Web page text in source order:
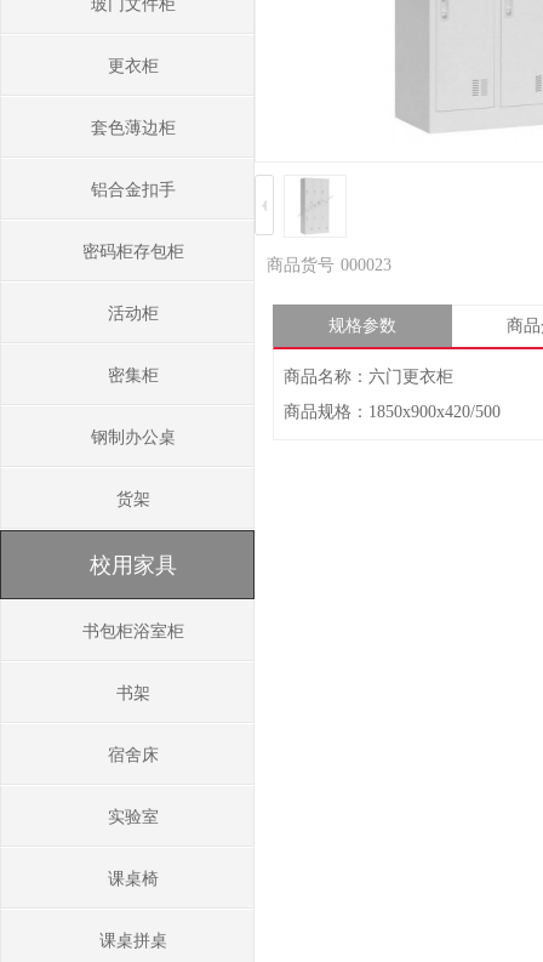
玻门文件柜
更衣柜
套色薄边柜
铝合金扣手
密码柜存包柜
活动柜
密集柜
钢制办公桌
货架
校用家具
书包柜浴室柜
书架
宿舍床
实验室
课桌椅
课桌拼桌
商品货号 000023
规格参数 商
商品名称：六门更衣柜
商品规格：1850x900x420/500